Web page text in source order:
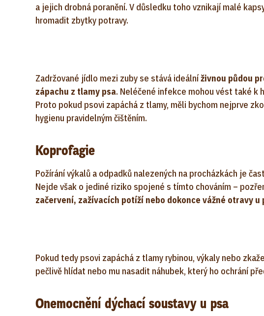
a jejich drobná poranění. V důsledku toho vznikají malé
hromadit zbytky potravy.
Zadržované jídlo mezi zuby se stává ideálníživnou půdou
zápachu z tlamy psa. Neléčené infekce mohou vést také k
Proto pokud psovi zapáchá z tlamy, měli bychom nejprve
hygienu pravidelným čištěním.
Koprofagie
Požírání výkalů a odpadků nalezených na procházkách je
Nejde však o jediné riziko spojené s tímto chováním –
začervení, zažívacích potíží nebo dokonce vážné otravy u
Pokud tedy psovi zapáchá z tlamy rybinou, výkaly nebo
pečlivě hlídat nebo mu nasadit náhubek, který ho ochrání
Onemocnění dýchací soustavy u psa